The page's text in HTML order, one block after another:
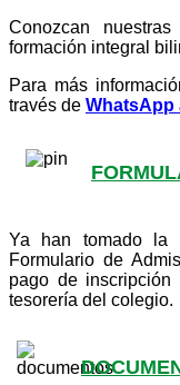
Conozcan
formación integral
Para más
través de WhatsApp
Ya han tomado la
Formulario de
pago de
tesorería del colegio.